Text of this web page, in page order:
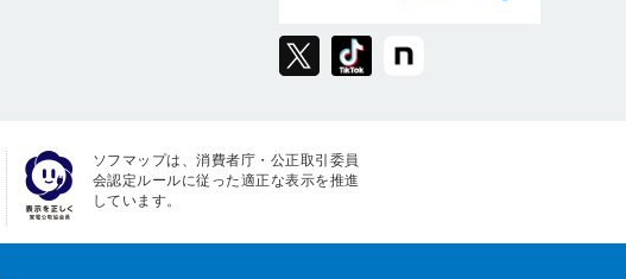
ソフマップは、消費者庁・公正取引委員
会認定ルールに従った適正な表示を推進
しています。